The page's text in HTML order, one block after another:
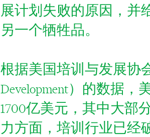
展计划失败的原因，并
另一个牺牲品。
根据美国培训与发展协会
Development）的数据
1700亿美元，其中大部
力方面，培训行业已经